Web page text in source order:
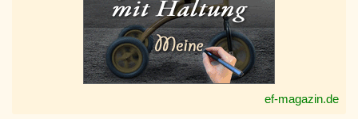
ef-magazin.de